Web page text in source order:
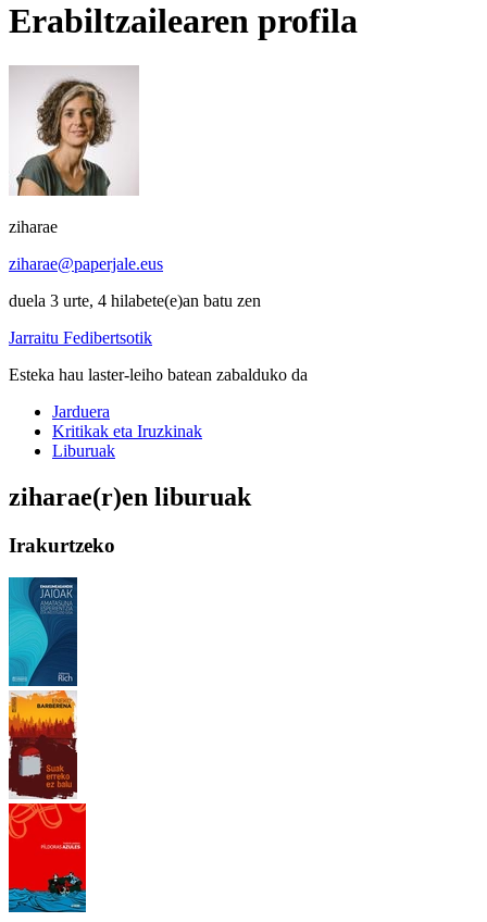
Erabiltzailearen profila
ziharae
ziharae@paperjale.eus
duela 3 urte, 4 hilabete(e)an batu zen
Jarraitu Fedibertsotik
Esteka hau laster-leiho batean zabalduko da
Jarduera
Kritikak eta Iruzkinak
Liburuak
ziharae(r)en liburuak
Irakurtzeko